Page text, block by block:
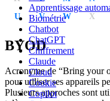
Apprentissage
Biométrie
Chatbot
ChatGPT
Chiffrement
Claude
Cloud
Cookie
Copilot
U V W X
BYOD
Acronyme de “Bring your
pour utiliser ses appareils
Plusieurs approches sont